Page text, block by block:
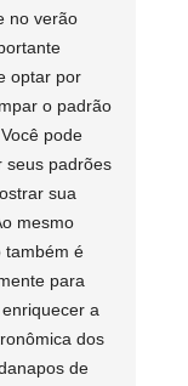
no verão
optar por
o padrão
pode
seus padrões
sua
mesmo
também é
para
a
dos
de